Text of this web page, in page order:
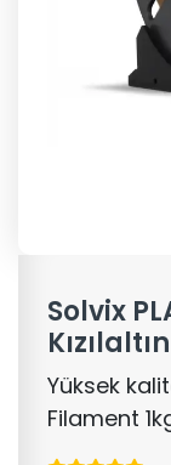
Solvix
Yüksek
Filament